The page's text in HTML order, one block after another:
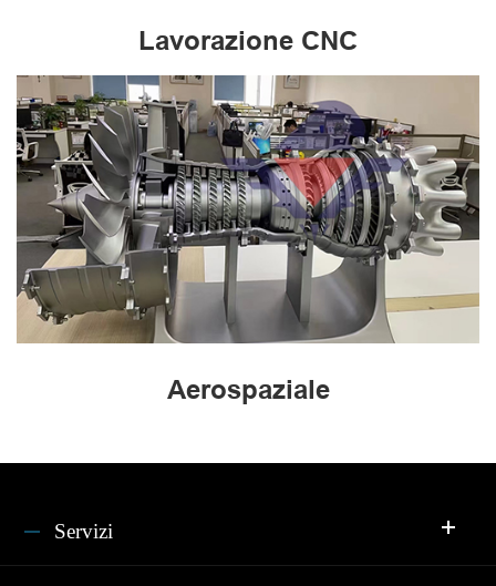
Lavorazione CNC
Aerospaziale
Servizi